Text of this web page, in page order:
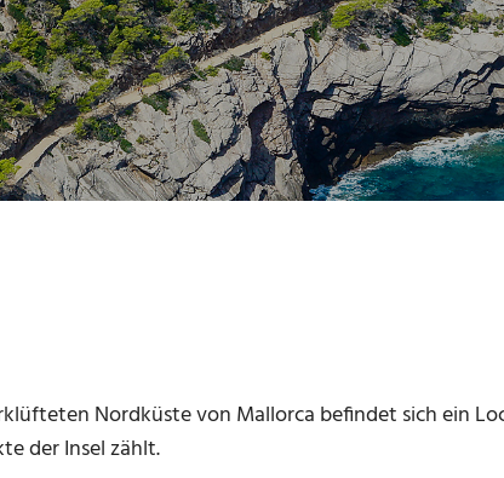
Nordküste von Mallorca befindet sich ein
der Insel zählt.